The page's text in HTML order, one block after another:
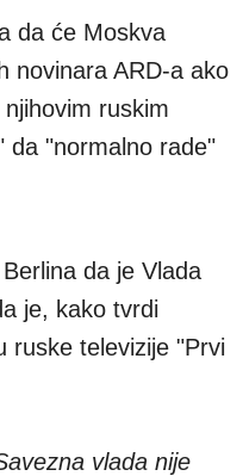
da će Moskva
novinara ARD-a ako
ruskim
da "normalno rade"
da je Vlada
je, kako tvrdi
ruske televizije "Prvi
vlada nije